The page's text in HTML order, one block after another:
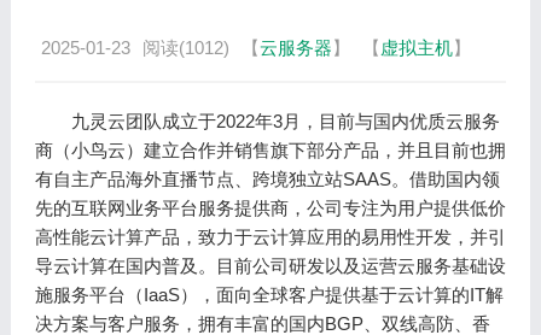
2025-01-23 阅读(1012) 【云服务器】 【 虚拟主机】
九灵云团队成立于2022年3月，目前与国内优质云服务
商（小鸟云）建立合作并销售旗下部分产品，并且目前也拥
有自主产品海外直播节点、跨境独立站SAAS。借助国内领
先的互联网业务平台服务提供商，公司专注为用户提供低价
高性能云计算产品，致力于云计算应用的易用性开发，并引
导云计算在国内普及。目前公司研发以及运营云服务基础设
施服务平台（IaaS），面向全球客户提供基于云计算的IT解
决方案与客户服务，拥有丰富的国内BGP、双线高防、香